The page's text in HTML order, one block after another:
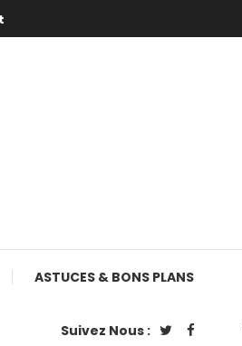
ASTUCES & BONS PLANS
Suivez Nous :